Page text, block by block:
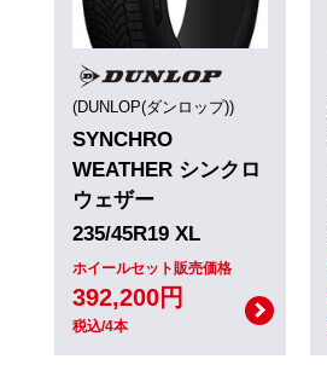
(DUNLOP(ダンロップ))
SYNCHRO
WEATHER シンクロ
ウェザー
235/45R19 XL
ホイールセット販売価格
392,200円
税込/4本